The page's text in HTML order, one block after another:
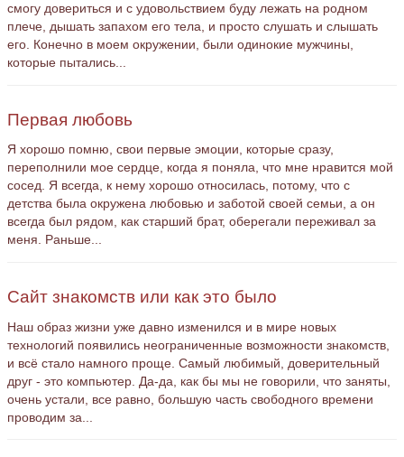
смогу довериться и с удовольствием буду лежать на родном
плече, дышать запахом его тела, и просто слушать и слышать
его. Конечно в моем окружении, были одинокие мужчины,
которые пытались...
Первая любовь
Я хорошо помню, свои первые эмоции, которые сразу,
переполнили мое сердце, когда я поняла, что мне нравится мой
сосед. Я всегда, к нему хорошо относилась, потому, что с
детства была окружена любовью и заботой своей семьи, а он
всегда был рядом, как старший брат, оберегали переживал за
меня. Раньше...
Сайт знакомств или как это было
Наш образ жизни уже давно изменился и в мире новых
технологий появились неограниченные возможности знакомств,
и всё стало намного проще. Самый любимый, доверительный
друг - это компьютер. Да-да, как бы мы не говорили, что заняты,
очень устали, все равно, большую часть свободного времени
проводим за...